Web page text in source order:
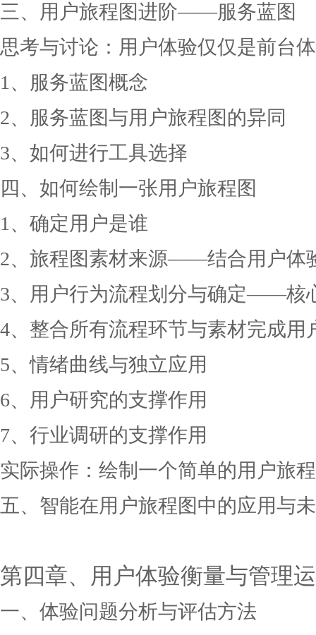
三、用户旅程图进阶——服务蓝图
思考与讨论：用户体验仅仅是前台
1、服务蓝图概念
2、服务蓝图与用户旅程图的异同
3、如何进行工具选择
四、如何绘制一张用户旅程图
1、确定用户是谁
2、旅程图素材来源——结合用户体
3、用户行为流程划分与确定——核
4、整合所有流程环节与素材完成用
5、情绪曲线与独立应用
6、用户研究的支撑作用
7、行业调研的支撑作用
实际操作：绘制一个简单的用户旅
五、智能在用户旅程图中的应用与
第四章、用户体验衡量与管理
一、体验问题分析与评估方法